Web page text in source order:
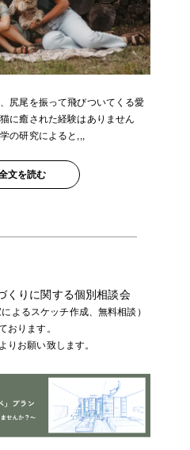
尻尾を振って飛びついてくる愛
に癒された経験はありません
の研究によると,,,
文を読む
くりに関する個別相談会
よるスケッチ作成、無料相談）
おります。
りお願い致します。